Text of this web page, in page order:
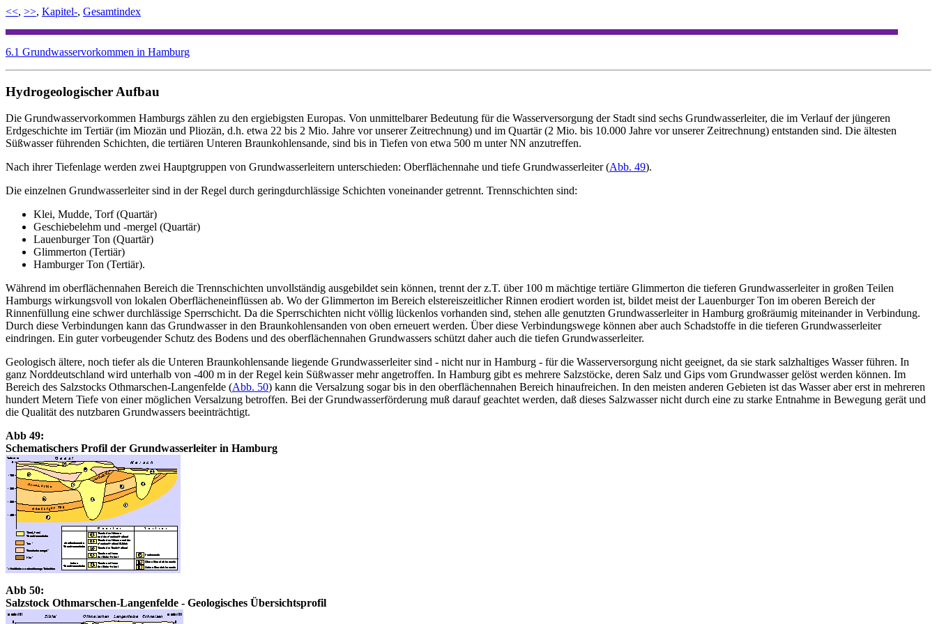
<<, >>, Kapitel-, Gesamtindex
6.1 Grundwasservorkommen in Hamburg
Hydrogeologischer Aufbau
Die Grundwasservorkommen Hamburgs zählen zu den ergiebigsten Europas. Von unmittelbarer Bedeutung für die Wasserversorgung der Stadt sind sechs Grundwasserleiter, die im Verlauf der jüngeren
Erdgeschichte im Tertiär (im Miozän und Pliozän, d.h. etwa 22 bis 2 Mio. Jahre vor unserer Zeitrechnung) und im Quartär (2 Mio. bis 10.000 Jahre vor unserer Zeitrechnung) entstanden sind. Die ältesten
Süßwasser führenden Schichten, die tertiären Unteren Braunkohlensande, sind bis in Tiefen von etwa 500 m unter NN anzutreffen.
Nach ihrer Tiefenlage werden zwei Hauptgruppen von Grundwasserleitern unterschieden: Oberflächennahe und tiefe Grundwasserleiter (Abb. 49).
Die einzelnen Grundwasserleiter sind in der Regel durch geringdurchlässige Schichten voneinander getrennt. Trennschichten sind:
Klei, Mudde, Torf (Quartär)
Geschiebelehm und -mergel (Quartär)
Lauenburger Ton (Quartär)
Glimmerton (Tertiär)
Hamburger Ton (Tertiär).
Während im oberflächennahen Bereich die Trennschichten unvollständig ausgebildet sein können, trennt der z.T. über 100 m mächtige tertiäre Glimmerton die tieferen Grundwasserleiter in großen Teilen
Hamburgs wirkungsvoll von lokalen Oberflächeneinflüssen ab. Wo der Glimmerton im Bereich elstereiszeitlicher Rinnen erodiert worden ist, bildet meist der Lauenburger Ton im oberen Bereich der
Rinnenfüllung eine schwer durchlässige Sperrschicht. Da die Sperrschichten nicht völlig lückenlos vorhanden sind, stehen alle genutzten Grundwasserleiter in Hamburg großräumig miteinander in Verbindung.
Durch diese Verbindungen kann das Grundwasser in den Braunkohlensanden von oben erneuert werden. Über diese Verbindungswege können aber auch Schadstoffe in die tieferen Grundwasserleiter
eindringen. Ein guter vorbeugender Schutz des Bodens und des oberflächennahen Grundwassers schützt daher auch die tiefen Grundwasserleiter.
Geologisch ältere, noch tiefer als die Unteren Braunkohlensande liegende Grundwasserleiter sind - nicht nur in Hamburg - für die Wasserversorgung nicht geeignet, da sie stark salzhaltiges Wasser führen. In
ganz Norddeutschland wird unterhalb von -400 m in der Regel kein Süßwasser mehr angetroffen. In Hamburg gibt es mehrere Salzstöcke, deren Salz und Gips vom Grundwasser gelöst werden können. Im
Bereich des Salzstocks Othmarschen-Langenfelde (Abb. 50) kann die Versalzung sogar bis in den oberflächennahen Bereich hinaufreichen. In den meisten anderen Gebieten ist das Wasser aber erst in mehreren
hundert Metern Tiefe von einer möglichen Versalzung betroffen. Bei der Grundwasserförderung muß darauf geachtet werden, daß dieses Salzwasser nicht durch eine zu starke Entnahme in Bewegung gerät und
die Qualität des nutzbaren Grundwassers beeinträchtigt.
Abb 49:
Schematischers Profil der Grundwasserleiter in Hamburg
Abb 50:
Salzstock Othmarschen-Langenfelde - Geologisches Übersichtsprofil